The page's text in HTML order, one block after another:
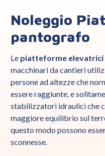
Noleggio
pantografo
Le piatteforme elevatrici
macchinari da cantieri
persone ad altezze che
essere raggiunte, e
stabilizzatori idraulici che
maggiore equilibrio sul
questo modo possono
sconnesse.